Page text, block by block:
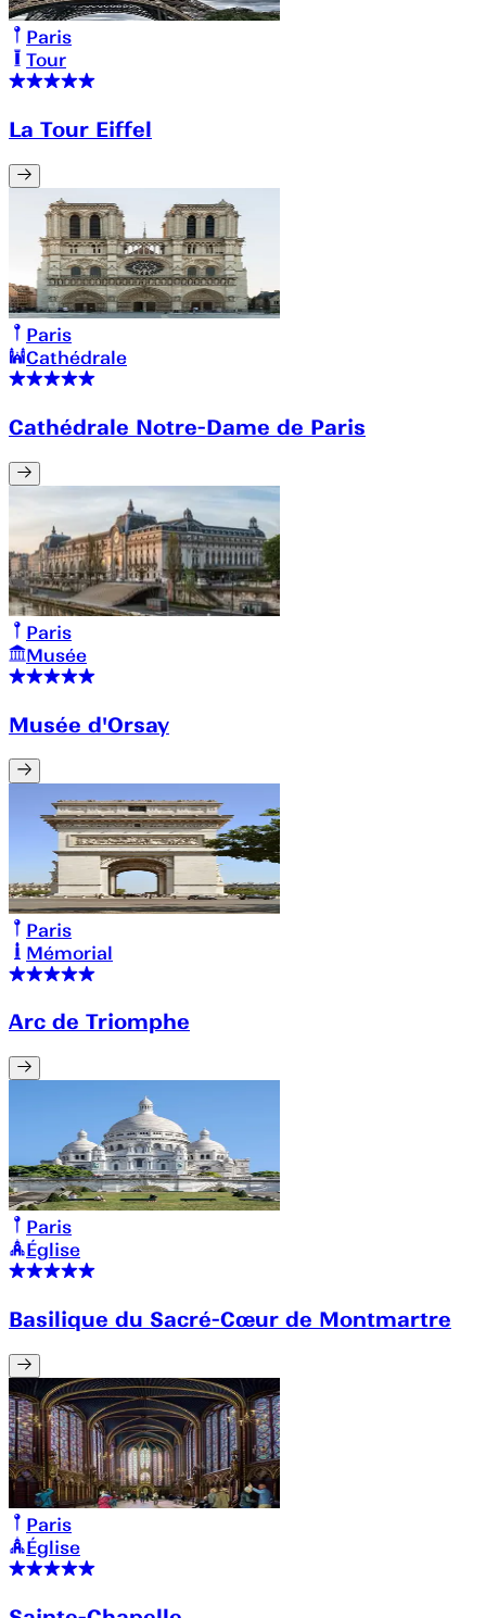
Paris
Tour
La Tour Eiffel
Paris
Cathédrale
Cathédrale Notre-Dame de Paris
Paris
Musée
Musée d'Orsay
Paris
Mémorial
Arc de Triomphe
Paris
Église
Basilique du Sacré-Cœur de Montmartre
Paris
Église